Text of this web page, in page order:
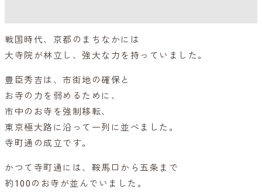
戦国時代、京都のまちなかには
大寺院が林立し、強大な力を持っていました。
豊臣秀吉は、市街地の確保と
お寺の力を弱めるために、
市中のお寺を強制移転、
東京極大路に沿って一列に並べました。
寺町通の成立です。
かつて寺町通には、鞍馬口から五条まで
約100のお寺が並んでいました。